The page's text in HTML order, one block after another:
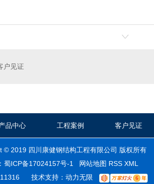
户见证
品中心 工程案例 客户见证
© 2019 四川康健钢结构工程有限公司 版权所有
蜀ICP备17024157号-1 网站地图 RSS XML
技术支持： 动力无限